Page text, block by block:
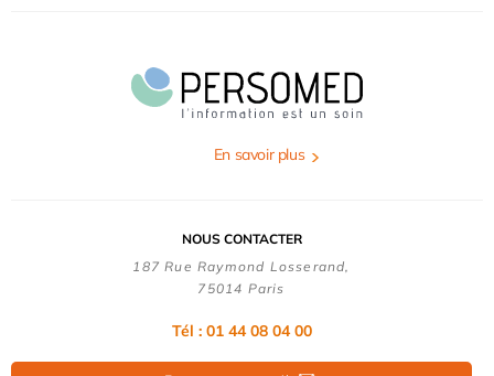
En savoir plus
NOUS CONTACTER
187 Rue Raymond Losserand,
75014 Paris
Tél : 01 44 08 04 00